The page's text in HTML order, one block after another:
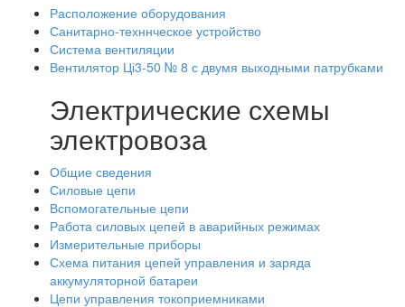
Расположение оборудования
Санитарно-техннческое устройство
Система вентиляции
Вентилятор Ці3-50 № 8 с двумя выходными патрубками
Электрические схемы
электровоза
Общие сведения
Силовые цепи
Вспомогательные цепи
Работа силовых цепей в аварийных режимах
Измерительные приборы
Схема питания цепей управления и заряда
аккумуляторной батареи
Цепи управления токоприемниками